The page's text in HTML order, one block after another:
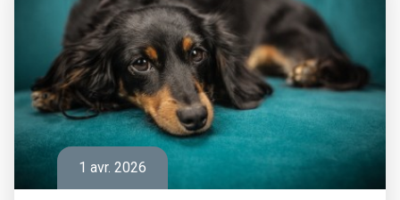
1 avr. 2026